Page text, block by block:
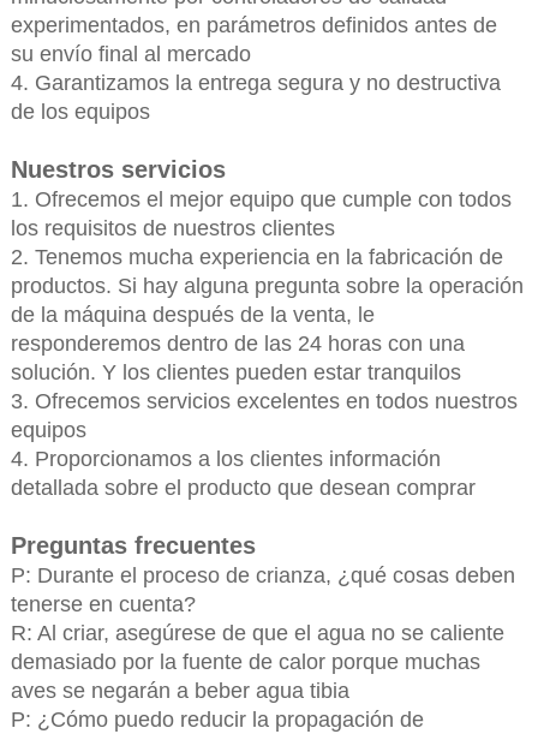
experimentados, en parámetros definidos antes de
su envío final al mercado
4. Garantizamos la entrega segura y no destructiva
de los equipos
Nuestros servicios
1. Ofrecemos el mejor equipo que cumple con todos
los requisitos de nuestros clientes
2. Tenemos mucha experiencia en la fabricación de
productos. Si hay alguna pregunta sobre la operación
de la máquina después de la venta, le
responderemos dentro de las 24 horas con una
solución. Y los clientes pueden estar tranquilos
3. Ofrecemos servicios excelentes en todos nuestros
equipos
4. Proporcionamos a los clientes información
detallada sobre el producto que desean comprar
Preguntas frecuentes
P: Durante el proceso de crianza, ¿qué cosas deben
tenerse en cuenta?
R: Al criar, asegúrese de que el agua no se caliente
demasiado por la fuente de calor porque muchas
aves se negarán a beber agua tibia
P: ¿Cómo puedo reducir la propagación de